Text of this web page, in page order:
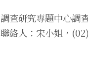
調查研究專題中心調
聯絡人：宋小姐，